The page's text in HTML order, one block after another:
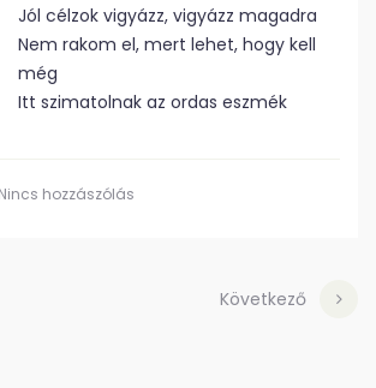
Jól célzok vigyázz, vigyázz magadra
Nem rakom el, mert lehet, hogy kell
még
Itt szimatolnak az ordas eszmék
Nincs hozzászólás
Következő